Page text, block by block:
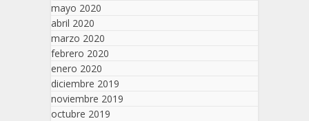
mayo 2020
abril 2020
marzo 2020
febrero 2020
enero 2020
diciembre 2019
noviembre 2019
octubre 2019